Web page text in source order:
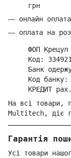
грн
— онлайн
— оплата на
ФОП Крецул
Код:
Банк
Код банку:
КРЕДИТ
На всі товари,
Multitech, діє
Гарантія
Усі товари